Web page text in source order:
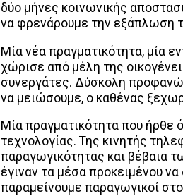
δύο μήνες κοινωνικής
να φρενάρουμε την εξάπλωση
Μία νέα πραγματικότητα, μία
χώρισε από μέλη της
συνεργάτες. Δύσκολη
να μειώσουμε, ο καθένας
Μία πραγματικότητα που ήρθε
τεχνολογίας. Της κινητής
παραγωγικότητας και βέβαια
έγιναν τα μέσα προκειμένου
παραμείνουμε παραγωγικοί